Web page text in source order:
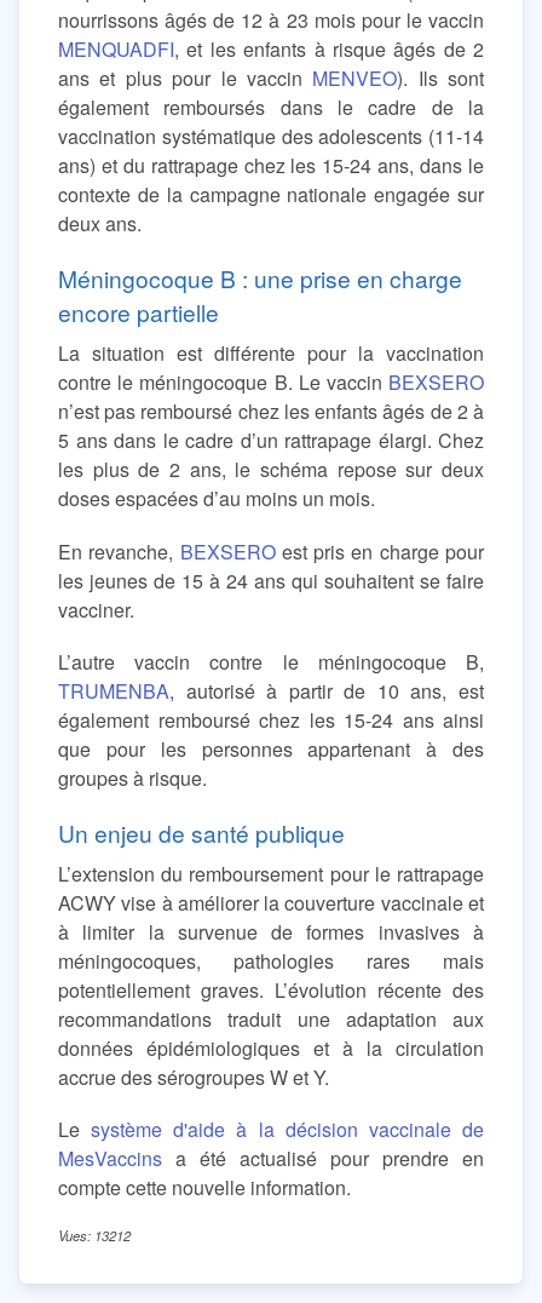
nourrissons âgés de 12 à 23 mois pour le vaccin
MENQUADFI, et les enfants à risque âgés de 2
ans et plus pour le vaccin MENVEO). Ils sont
également remboursés dans le cadre de la
vaccination systématique des adolescents (11-14
ans) et du rattrapage chez les 15-24 ans, dans le
contexte de la campagne nationale engagée sur
deux ans.
Méningocoque B : une prise en charge
encore partielle
La situation est différente pour la vaccination
contre le méningocoque B. Le vaccin BEXSERO
n’est pas remboursé chez les enfants âgés de 2 à
5 ans dans le cadre d’un rattrapage élargi. Chez
les plus de 2 ans, le schéma repose sur deux
doses espacées d’au moins un mois.
En revanche, BEXSEROest pris en charge pour
les jeunes de 15 à 24 ans qui souhaitent se faire
vacciner.
L’autre vaccin contre le méningocoque B,
TRUMENBA, autorisé à partir de 10 ans, est
également remboursé chez les 15-24 ans ainsi
que pour les personnes appartenant à des
groupes à risque.
Un enjeu de santé publique
L’extension du remboursement pour le rattrapage
ACWY vise à améliorer la couverture vaccinale et
à limiter la survenue de formes invasives à
méningocoques, pathologies rares mais
potentiellement graves. L’évolution récente des
recommandations traduit une adaptation aux
données épidémiologiques et à la circulation
accrue des sérogroupes W et Y.
Lesystème d'aide à la décision vaccinale de
MesVaccins a été actualisé pour prendre en
compte cette nouvelle information.
Vues: 13212